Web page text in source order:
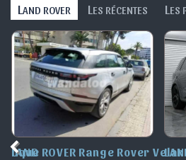
LAND ROVER L ES RÉCENTES L ES
LAND ROVER Range Rover Velar